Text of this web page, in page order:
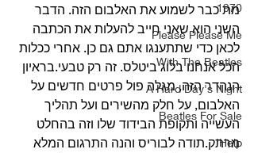
1970
Please Please Me
With The Beatles
A Hard Day's Night
Beatles For Sale
Help!
מת כבר לשמוע את האלבום הזה. הדבר
השני הוא שאני חייב להעלות את הכתבה
לכאן כדי שתתענגו אתם גם כן. אחרי ככלות
הכל אנחנו בלוג ביטלס. זה רק טבעי.בראיון
הנהדר הזה, מגלה פול פרטים חדשים על
האלבום, על חלק מהשירים ועל תהליך
העשייה ותקופת הבידוד שלו וזה בהחלט
מרתק.תודה לבוריס והנה התרגום המלא